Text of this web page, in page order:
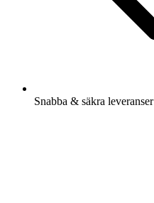
Snabba & säkra leveranser